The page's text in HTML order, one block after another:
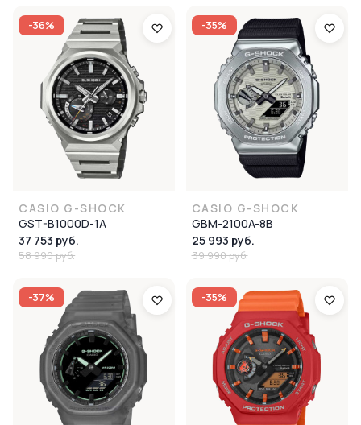
-36%
CASIO G-SHOCK
GST-B1000D-1A
37 753 руб.
58 990 руб.
-35%
CASIO G-SHOCK
GBM-2100A-8B
25 993 руб.
39 990 руб.
-37% -35%